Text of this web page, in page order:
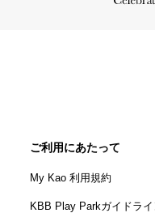
ご利用にあたって
My Kao 利用規約
KBB Play Parkガイドライ